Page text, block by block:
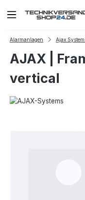
Zum Hauptinhalt
Alarmanlagen Ajax
AJAX |
vertical